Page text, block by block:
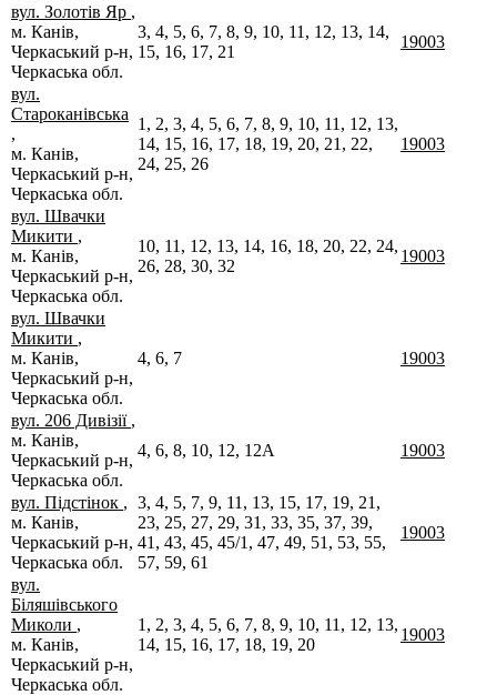
вул. Золотів Яр ,
м. Канів,
Черкаський р-н,
Черкаська обл.
3, 4, 5, 6, 7, 8, 9, 10, 11, 12, 13, 14,
15, 16, 17, 21
19003
вул.
Староканівська
,
м. Канів,
Черкаський р-н,
Черкаська обл.
1, 2, 3, 4, 5, 6, 7, 8, 9, 10, 11, 12, 13,
14, 15, 16, 17, 18, 19, 20, 21, 22,
24, 25, 26
19003
вул. Швачки
Микити ,
м. Канів,
Черкаський р-н,
Черкаська обл.
10, 11, 12, 13, 14, 16, 18, 20, 22, 24,
26, 28, 30, 32
19003
вул. Швачки
Микити ,
м. Канів,
Черкаський р-н,
Черкаська обл.
4, 6, 7 19003
вул. 206 Дивізії ,
м. Канів,
Черкаський р-н,
Черкаська обл.
4, 6, 8, 10, 12, 12А 19003
вул. Підстінок ,
м. Канів,
Черкаський р-н,
Черкаська обл.
3, 4, 5, 7, 9, 11, 13, 15, 17, 19, 21,
23, 25, 27, 29, 31, 33, 35, 37, 39,
41, 43, 45, 45/1, 47, 49, 51, 53, 55,
57, 59, 61
19003
вул.
Біляшівського
Миколи ,
м. Канів,
Черкаський р-н,
Черкаська обл.
1, 2, 3, 4, 5, 6, 7, 8, 9, 10, 11, 12, 13,
14, 15, 16, 17, 18, 19, 20
19003